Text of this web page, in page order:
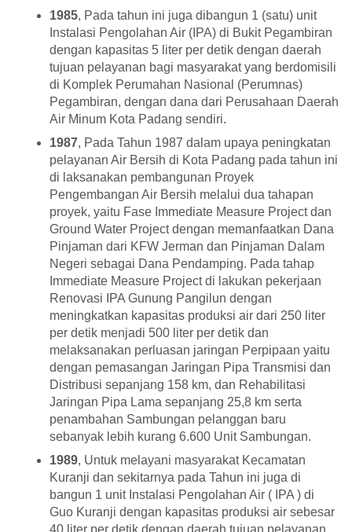
1985, Pada tahun ini juga dibangun 1 (satu) unit
Instalasi Pengolahan Air (IPA) di Bukit Pegambiran
dengan kapasitas 5 liter per detik dengan daerah
tujuan pelayanan bagi masyarakat yang berdomisili
di Komplek Perumahan Nasional (Perumnas)
Pegambiran, dengan dana dari Perusahaan Daerah
Air Minum Kota Padang sendiri.
1987, Pada Tahun 1987 dalam upaya peningkatan
pelayanan Air Bersih di Kota Padang pada tahun ini
di laksanakan pembangunan Proyek
Pengembangan Air Bersih melalui dua tahapan
proyek, yaitu Fase Immediate Measure Project dan
Ground Water Project dengan memanfaatkan Dana
Pinjaman dari KFW Jerman dan Pinjaman Dalam
Negeri sebagai Dana Pendamping. Pada tahap
Immediate Measure Project di lakukan pekerjaan
Renovasi IPA Gunung Pangilun dengan
meningkatkan kapasitas produksi air dari 250 liter
per detik menjadi 500 liter per detik dan
melaksanakan perluasan jaringan Perpipaan yaitu
dengan pemasangan Jaringan Pipa Transmisi dan
Distribusi sepanjang 158 km, dan Rehabilitasi
Jaringan Pipa Lama sepanjang 25,8 km serta
penambahan Sambungan pelanggan baru
sebanyak lebih kurang 6.600 Unit Sambungan.
1989, Untuk melayani masyarakat Kecamatan
Kuranji dan sekitarnya pada Tahun ini juga di
bangun 1 unit Instalasi Pengolahan Air ( IPA ) di
Guo Kuranji dengan kapasitas produksi air sebesar
40 liter per detik dengan daerah tujuan pelayanan